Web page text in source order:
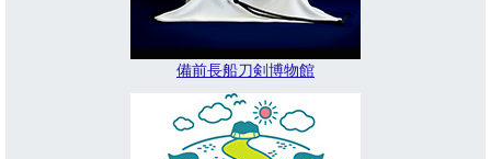
備前長船刀剣博物館